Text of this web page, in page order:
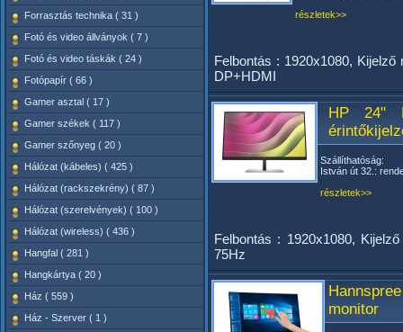
Forrasztás technika ( 31 )
Fotó és video állványok ( 7 )
Fotó és video táskák ( 24 )
Fotópapír ( 66 )
Gamer asztal ( 17 )
Gamer székek ( 117 )
Gamer szőnyeg ( 20 )
Hálózat (kábeles) ( 425 )
Hálózat (rackszekrény) ( 87 )
Hálózat (szerelvények) ( 100 )
Hálózat (wireless) ( 436 )
Hangfal ( 281 )
Hangkártya ( 20 )
Ház ( 559 )
Ház - Szerver ( 1 )
részletek>>
Felbontás : 1920x1080,
DP+HDMI
HP 24"
Szállíthatóság:
István út 32.:
részletek>>
Felbontás : 1920x1080,
75Hz
monitor